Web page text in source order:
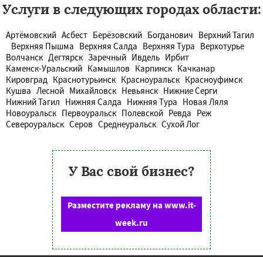
Услуги в следующих городах области:
Артёмовский Асбест Берёзовский Богданович Верхний Тагил
Верхняя Пышма Верхняя Салда Верхняя Тура Верхотурье
Волчанск Дегтярск Заречный Ивдель Ирбит
Каменск-Уральский Камышлов Карпинск Качканар
Кировград Краснотурьинск Красноуральск Красноуфимск
Кушва Лесной Михайловск Невьянск Нижние Серги
Нижний Тагил Нижняя Салда Нижняя Тура Новая Ляля
Новоуральск Первоуральск Полевской Ревда Реж
Североуральск Серов Среднеуральск Сухой Лог
У Вас свой бизнес?
Разместите рекламу на www.it-
week.ru